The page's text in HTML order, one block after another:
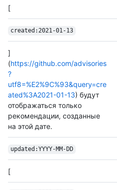
[
created:2021-01-13
]
(https://github.com/advisories
?
utf8=%E2%9C%93&query=cre
ated%3A2021-01-13) будут
отображаться только
рекомендации, созданные
на этой дате.
updated:YYYY-MM-DD
[